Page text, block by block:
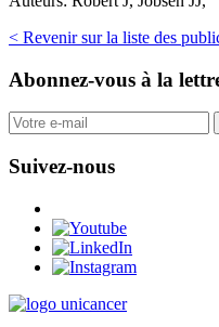
< Revenir sur la liste des
Abonnez-vous à la
Suivez-nous